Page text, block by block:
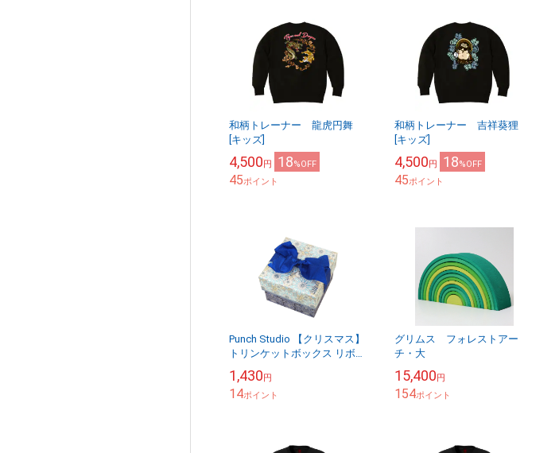
和柄トレーナー 龍虎円舞
[キッズ]
4,500円 18%OFF
45ポイント
和柄トレーナー 吉祥葵狸
[キッズ]
4,500円 18%OFF
45ポイント
Punch Studio 【クリスマス】
トリンケットボックス リボン
バー）
1,430円
14ポイント
グリムス フォレストアー
チ・大
15,400円
154ポイント